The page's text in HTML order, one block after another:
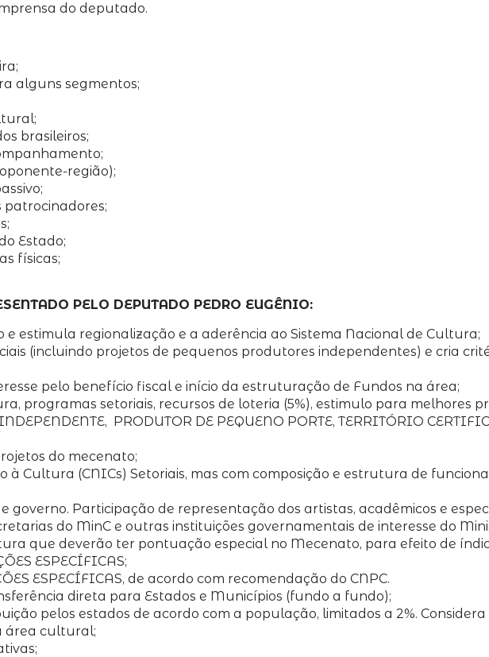
do deputado.
alguns segmentos;
brasileiros;
região);
patrocinadores;
Estado;
físicas;
PELO DEPUTADO PEDRO EUGÊNIO:
estimula regionalização e a aderência ao Sistema Nacional de Cultura;
(incluindo projetos de pequenos produtores independentes) e cria
pelo benefício fiscal e início da estruturação de Fundos na área;
programas setoriais, recursos de loteria (5%), estimulo para melhores
PRODUTOR DE PEQUENO PORTE, TERRITÓRIO
do mecenato;
à Cultura (CNICs) Setoriais, mas com composição e estrutura de
governo. Participação de representação dos artistas, acadêmicos e
do MinC e outras instituições governamentais de interesse do
que deverão ter pontuação especial no Mecenato, para efeito de
ESPECÍFICAS;
ESPECÍFICAS, de acordo com recomendação do CNPC.
direta para Estados e Municípios (fundo a fundo);
pelos estados de acordo com a população, limitados a 2%.
área cultural;